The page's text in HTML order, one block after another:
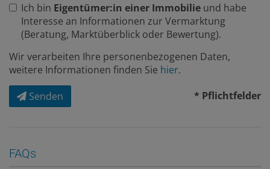
Ich bin Eigentümer:in einer Immobilie und habe
Interesse an Informationen zur Vermarktung
(Beratung, Marktüberblick oder Bewertung).
Wir verarbeiten Ihre personenbezogenen Daten,
weitere Informationen finden Sie hier.
Senden
* Pflichtfelder
FAQs